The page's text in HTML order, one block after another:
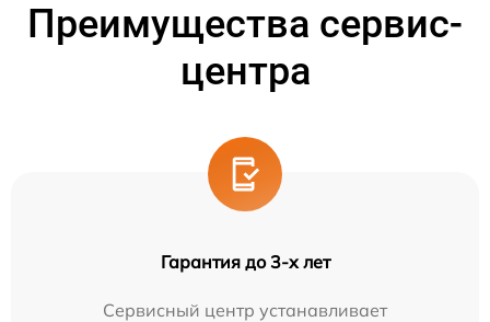
Преимущества сервис-
центра
Гарантия до 3-х лет
Сервисный центр устанавливает